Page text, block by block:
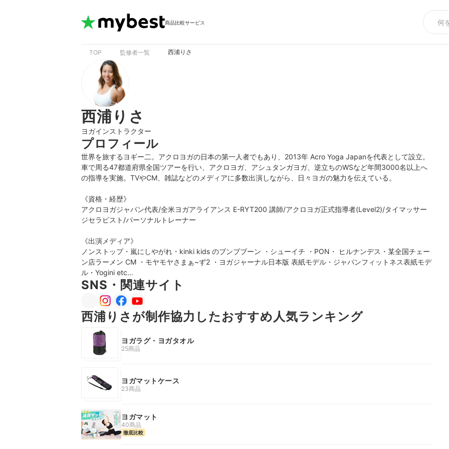
商品比較サービス
TOP 監修者一覧 西浦りさ
西浦りさ
ヨガインストラクター
プロフィール
世界を旅するヨギー二。アクロヨガの日本の第一人者でもあり、2013年 Acro Yoga Japanを代表として設立。
車で周る47都道府県全国ツアーを行い、アクロヨガ、アシュタンガヨガ、逆立ちのWSなど年間3000名以上へ
の指導を実施。TVやCM、雑誌などのメディアに多数出演しながら、日々ヨガの魅力を伝えている。
《資格・経歴》
アクロヨガジャパン代表/全米ヨガアライアンス E-RYT200 講師/アクロヨガ正式指導者(Level2)/タイマッサー
ジセラピスト/パーソナルトレーナー
《出演メディア》
ノンストップ・嵐にしやがれ・kinki kids のブンブブーン ・シューイチ ・PON・ ヒルナンデス・某全国チェー
ン店ラーメン CM ・モヤモヤさまぁ~ず2 ・ヨガジャーナル日本版 表紙モデル・ジャパンフィットネス表紙モデ
ル・Yogini etc…
SNS・関連サイト
西浦りさが制作協力したおすすめ人気ランキング
ヨガラグ・ヨガタオル
25商品
ヨガマットケース
23商品
ヨガマット
40商品
徹底比較